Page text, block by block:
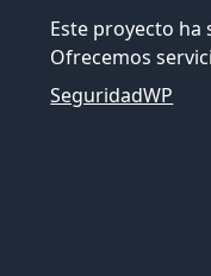
Este proyecto
Ofrecemos
SeguridadWP